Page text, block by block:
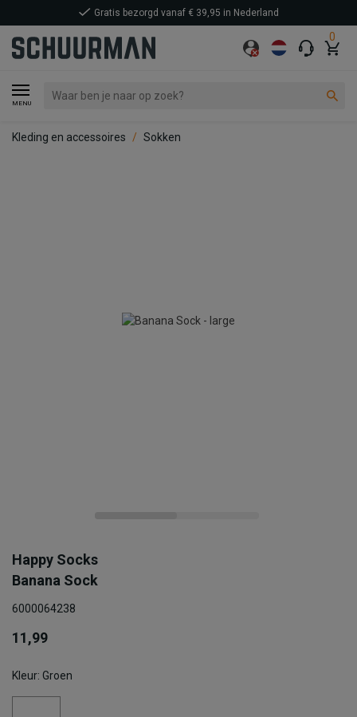
0
MENU
Gratis bezorgd vanaf € 39,95 in Nederland
Kleding en accessoires Sokken
Happy Socks
Banana Sock
6000064238
11,99
Kleur: Groen